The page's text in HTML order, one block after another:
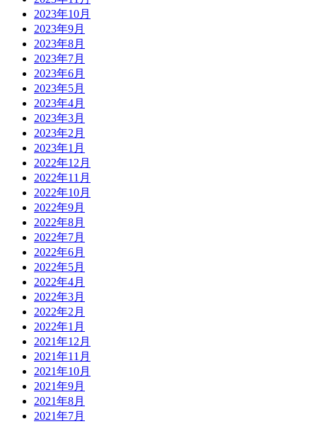
2023年10月
2023年9月
2023年8月
2023年7月
2023年6月
2023年5月
2023年4月
2023年3月
2023年2月
2023年1月
2022年12月
2022年11月
2022年10月
2022年9月
2022年8月
2022年7月
2022年6月
2022年5月
2022年4月
2022年3月
2022年2月
2022年1月
2021年12月
2021年11月
2021年10月
2021年9月
2021年8月
2021年7月